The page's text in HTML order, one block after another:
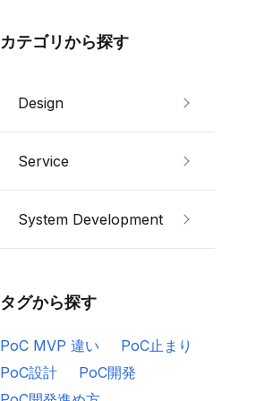
カテゴリから探す
Design
Service
System Development
タグから探す
PoC MVP 違い
PoC止まり
PoC設計
PoC開発